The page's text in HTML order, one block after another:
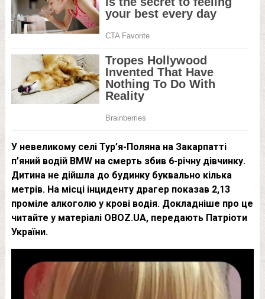
У невеликому селі Тур’я-Поляна на Закарпатті
п’яний водій BMW на смерть збив 6-річну дівчинку.
Дитина не дійшла до будинку буквально кілька
метрів. На місці інциденту драгер показав 2,13
проміле алкоголю у крові водія. Докладніше про це
читайте у матеріалі OBOZ.UA, передають Патріоти
України.